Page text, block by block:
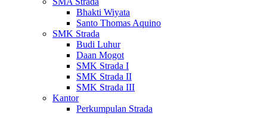
Bhakti Wiyata
Santo Thomas Aquino
SMK Strada
Budi Luhur
Daan Mogot
SMK Strada I
SMK Strada II
SMK Strada III
Kantor
Perkumpulan Strada